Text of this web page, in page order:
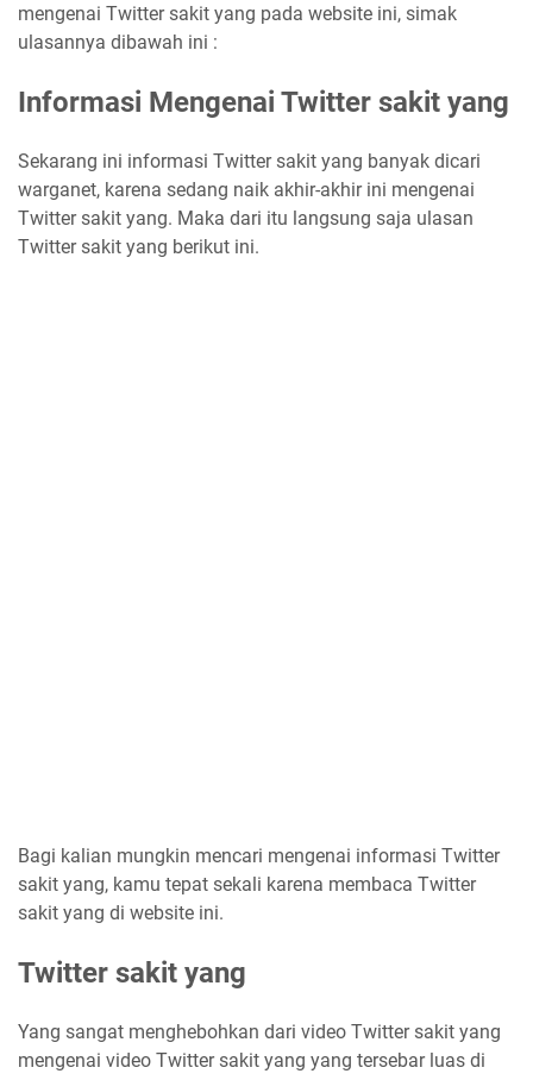
mengenai Twitter sakit yang pada website ini, simak
ulasannya dibawah ini :
Informasi Mengenai Twitter sakit yang
Sekarang ini informasi Twitter sakit yang banyak dicari
warganet, karena sedang naik akhir-akhir ini mengenai
Twitter sakit yang. Maka dari itu langsung saja ulasan
Twitter sakit yang berikut ini.
Bagi kalian mungkin mencari mengenai informasi Twitter
sakit yang, kamu tepat sekali karena membaca Twitter
sakit yang di website ini.
Twitter sakit yang
Yang sangat menghebohkan dari video Twitter sakit yang
mengenai video Twitter sakit yang yang tersebar luas di